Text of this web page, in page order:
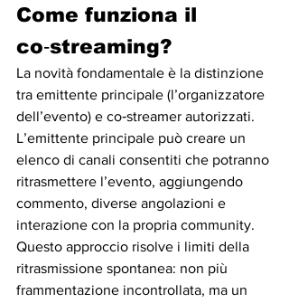
Come funziona il
co‑streaming?
La novità fondamentale è la distinzione
tra emittente principale (l’organizzatore
dell’evento) e co‑streamer autorizzati.
L’emittente principale può creare un
elenco di canali consentiti che potranno
ritrasmettere l’evento, aggiungendo
commento, diverse angolazioni e
interazione con la propria community.
Questo approccio risolve i limiti della
ritrasmissione spontanea: non più
frammentazione incontrollata, ma un